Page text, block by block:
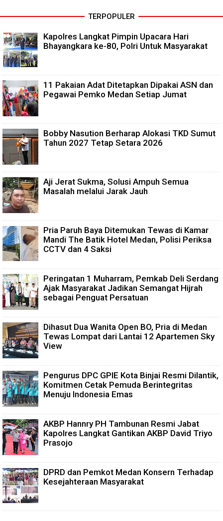
TERPOPULER
Kapolres Langkat Pimpin Upacara Hari
Bhayangkara ke-80, Polri Untuk Masyarakat
11 Pakaian Adat Ditetapkan Dipakai ASN dan
Pegawai Pemko Medan Setiap Jumat
Bobby Nasution Berharap Alokasi TKD Sumut
Tahun 2027 Tetap Setara 2026
Aji Jerat Sukma, Solusi Ampuh Semua
Masalah melalui Jarak Jauh
Pria Paruh Baya Ditemukan Tewas di Kamar
Mandi The Batik Hotel Medan, Polisi Periksa
CCTV dan 4 Saksi
Peringatan 1 Muharram, Pemkab Deli Serdang
Ajak Masyarakat Jadikan Semangat Hijrah
sebagai Penguat Persatuan
Dihasut Dua Wanita Open BO, Pria di Medan
Tewas Lompat dari Lantai 12 Apartemen Sky
View
Pengurus DPC GPIE Kota Binjai Resmi Dilantik,
Komitmen Cetak Pemuda Berintegritas
Menuju Indonesia Emas
AKBP Hannry PH Tambunan Resmi Jabat
Kapolres Langkat Gantikan AKBP David Triyo
Prasojo
DPRD dan Pemkot Medan Konsern Terhadap
Kesejahteraan Masyarakat